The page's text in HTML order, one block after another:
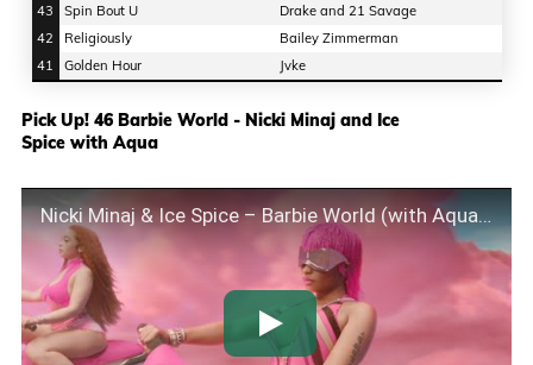
43
Spin Bout U
Drake and 21 Savage
42
Religiously
Bailey Zimmerman
41
Golden Hour Jvke
Pick Up! 46 Barbie World - Nicki Minaj and Ice
Spice with Aqua
Nicki Minaj & Ice Spice – Barbie World (with Aqua) [Official Music Video]